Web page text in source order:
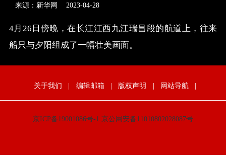
来源：新华网 2023-04-28
4月26日傍晚，在长江江西九江瑞昌段的航道上，往来
船只与夕阳组成了一幅壮美画面。
关于我们 | 编辑邮箱 | 版权声明 | 网站导航 |
京ICP备19001086号-1 京公网安备11010802028087号